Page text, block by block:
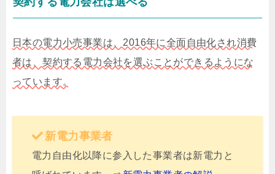
日本の電力小売事業は、2016年に全面自由化され消費
者は、契約する電力会社を選ぶことができるようにな
っています。
新電力事業者
電力自由化以降に参入した事業者は新電力と